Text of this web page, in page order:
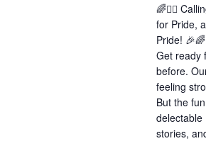
🌈🏋️‍♀️
for Pride,
Pride! 🎉🌈
Get ready
before.
feeling
But the
delectable
stories,